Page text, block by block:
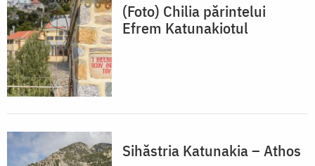
(Foto) Chilia părintelui
Efrem Katunakiotul
Sihăstria Katunakia – Athos